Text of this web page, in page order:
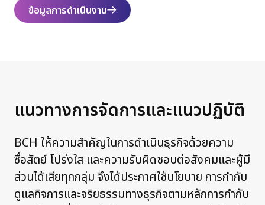
ข้อมูลการดำเนินงาน
แนวทางการจัดการและแนวปฏิบัติ
BCH ให้ความสำคัญในการดำเนินธุรกิจด้วยความ
ซื่อสัตย์ โปร่งใส และความรับผิดชอบต่อสังคมและผู้มี
ส่วนได้เสียทุกกลุ่ม จึงได้ประกาศใช้นโยบาย การกำกับ
ดูแลกิจการและจริยธรรมทางธุรกิจตามหลักการกำกับ